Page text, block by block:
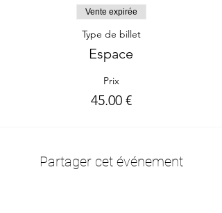
https://www.timeanddate.com/worldclock/fi
xedtime.html?
msg=Espace&amp;iso=20230905T17&amp;p
1=945&amp;ah=1
Vente expirée
Type de billet
Espace
Prix
45.00 €
Partager cet événement